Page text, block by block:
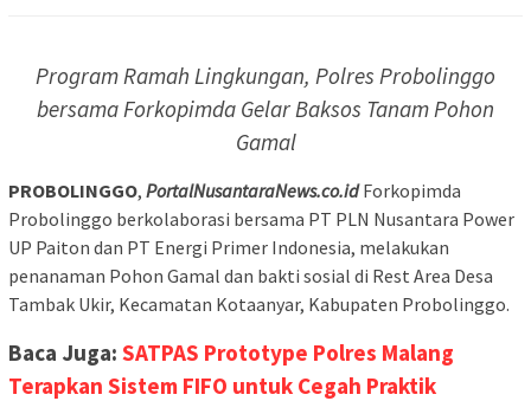
Program Ramah Lingkungan, Polres Probolinggo
bersama Forkopimda Gelar Baksos Tanam Pohon
Gamal
PROBOLINGGO, PortalNusantaraNews.co.idForkopimda
Probolinggo berkolaborasi bersama PT PLN Nusantara Power
UP Paiton dan PT Energi Primer Indonesia, melakukan
penanaman Pohon Gamal dan bakti sosial di Rest Area Desa
Tambak Ukir, Kecamatan Kotaanyar, Kabupaten Probolinggo.
Baca Juga: SATPAS Prototype Polres Malang
Terapkan Sistem FIFO untuk Cegah Praktik